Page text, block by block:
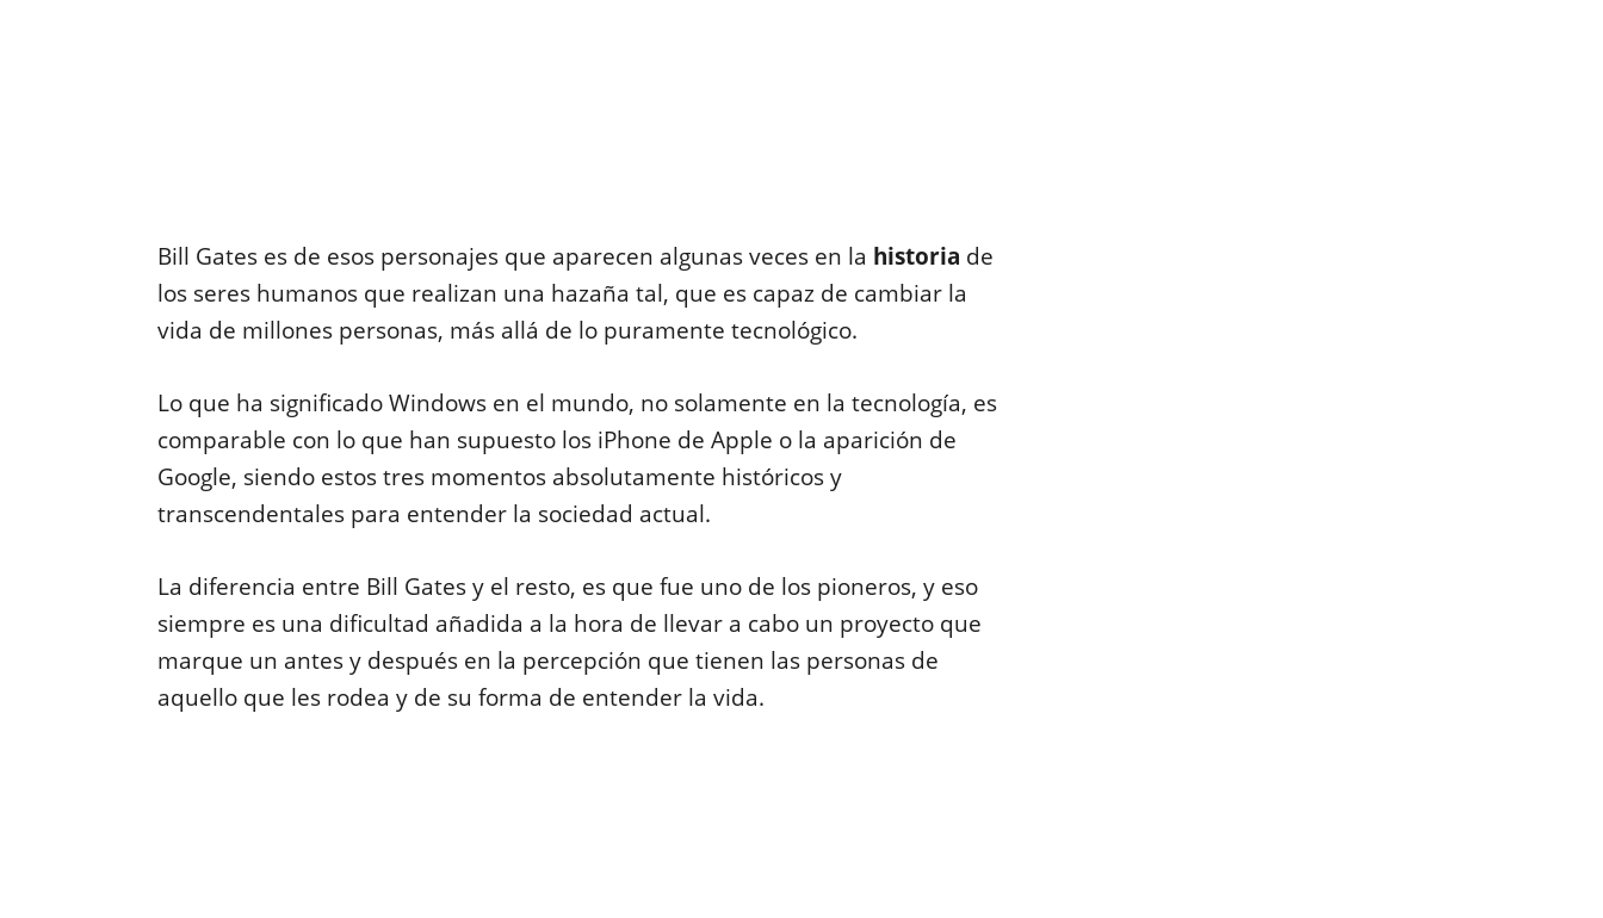
Bill Gates es de esos personajes que aparecen algunas veces en la historia de
los seres humanos que realizan una hazaña tal, que es capaz de cambiar la
vida de millones personas, más allá de lo puramente tecnológico.
Lo que ha significado Windows en el mundo, no solamente en la tecnología, es
comparable con lo que han supuesto los iPhone de Apple o la aparición de
Google, siendo estos tres momentos absolutamente históricos y
transcendentales para entender la sociedad actual.
La diferencia entre Bill Gates y el resto, es que fue uno de los pioneros, y eso
siempre es una dificultad añadida a la hora de llevar a cabo un proyecto que
marque un antes y después en la percepción que tienen las personas de
aquello que les rodea y de su forma de entender la vida.